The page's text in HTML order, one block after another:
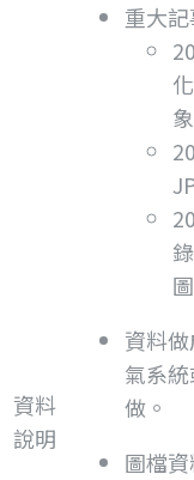
資料
說明
重大記
資料
氣系
做。
圖檔資